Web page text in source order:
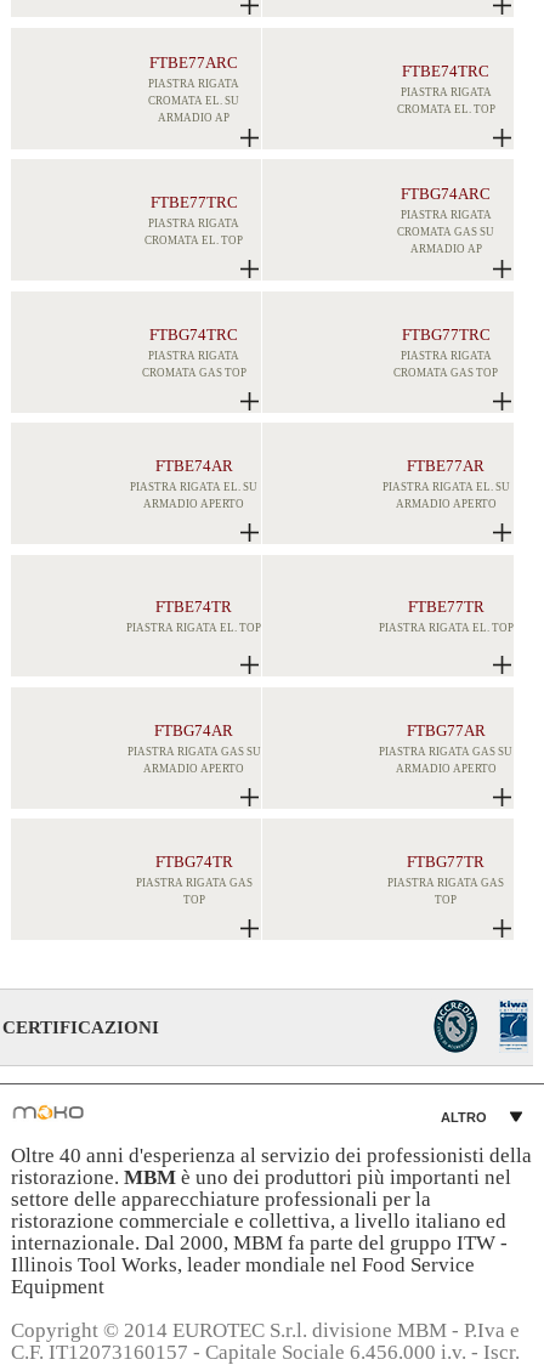
FTBE77ARC
PIASTRA RIGATA
CROMATA EL. SU
ARMADIO AP
FTBE74TRC
PIASTRA RIGATA
CROMATA EL. TOP
FTBE77TRC
PIASTRA RIGATA
CROMATA EL. TOP
FTBG74ARC
PIASTRA RIGATA
CROMATA GAS SU
ARMADIO AP
FTBG74TRC
PIASTRA RIGATA
CROMATA GAS TOP
FTBG77TRC
PIASTRA RIGATA
CROMATA GAS TOP
FTBE74AR
PIASTRA RIGATA EL. SU
ARMADIO APERTO
FTBE77AR
PIASTRA RIGATA EL. SU
ARMADIO APERTO
FTBE74TR
PIASTRA RIGATA EL. TOP
FTBE77TR
PIASTRA RIGATA EL. TOP
FTBG74AR
PIASTRA RIGATA GAS SU
ARMADIO APERTO
FTBG77AR
PIASTRA RIGATA GAS SU
ARMADIO APERTO
FTBG74TR
PIASTRA RIGATA GAS
TOP
FTBG77TR
PIASTRA RIGATA GAS
TOP
CERTIFICAZIONI
ALTRO
Oltre 40 anni d'esperienza al servizio dei professionisti della
ristorazione. MBMè uno dei produttori più importanti nel
settore delle apparecchiature professionali per la
ristorazione commerciale e collettiva, a livello italiano ed
internazionale. Dal 2000, MBM fa parte del gruppo ITW -
Illinois Tool Works, leader mondiale nel Food Service
Equipment
Copyright © 2014 EUROTEC S.r.l. divisione MBM - P.Iva e
C.F. IT12073160157 - Capitale Sociale 6.456.000 i.v. - Iscr.